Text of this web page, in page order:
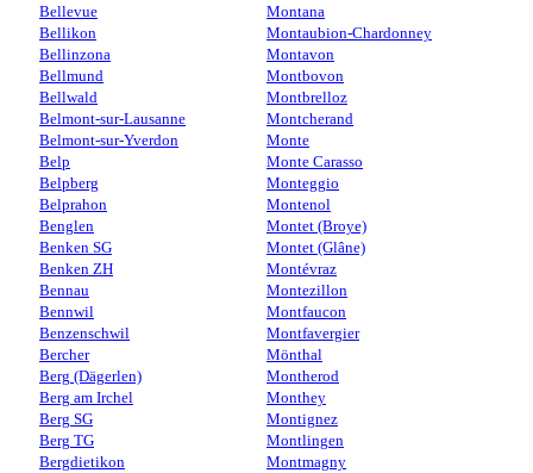
Bellevue
Bellikon
Bellinzona
Bellmund
Bellwald
Belmont-sur-Lausanne
Belmont-sur-Yverdon
Belp
Belpberg
Belprahon
Benglen
Benken SG
Benken ZH
Bennau
Bennwil
Benzenschwil
Bercher
Berg (Dägerlen)
Berg am Irchel
Berg SG
Berg TG
Bergdietikon
Montana
Montaubion-Chardonney
Montavon
Montbovon
Montbrelloz
Montcherand
Monte
Monte Carasso
Monteggio
Montenol
Montet (Broye)
Montet (Glâne)
Montévraz
Montezillon
Montfaucon
Montfavergier
Mönthal
Montherod
Monthey
Montignez
Montlingen
Montmagny